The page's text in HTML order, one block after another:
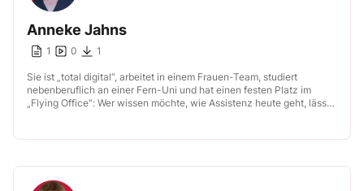
Anneke Jahns
1 0 1
Sie ist „total digital“, arbeitet in einem Frauen-Team, studiert
nebenberuflich an einer Fern-Uni und hat einen festen Platz im
„Flying Office“: Wer wissen möchte, wie Assistenz heute geht, lässt